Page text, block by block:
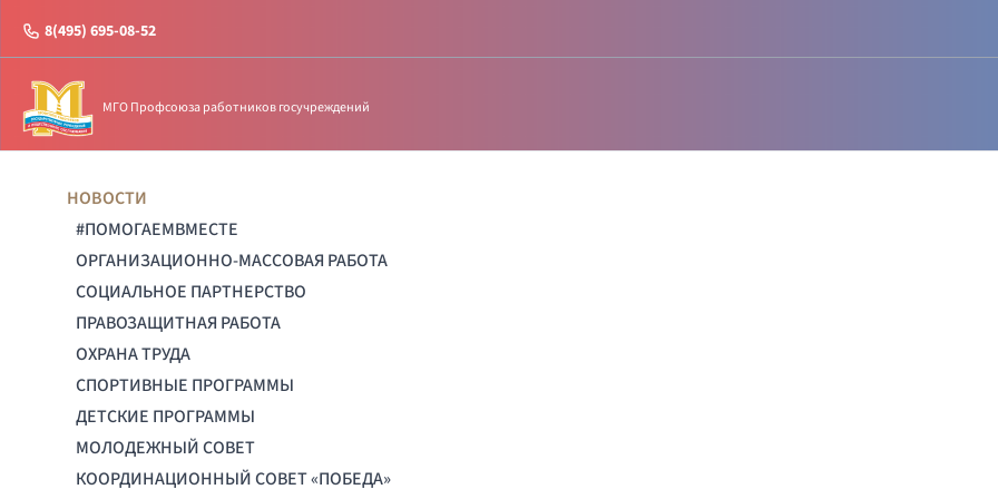
8(495) 695-08-52
МГО Профсоюза работников госучреждений
НОВОСТИ
#ПОМОГАЕМВМЕСТЕ
ОРГАНИЗАЦИОННО-МАССОВАЯ РАБОТА
СОЦИАЛЬНОЕ ПАРТНЕРСТВО
ПРАВОЗАЩИТНАЯ РАБОТА
ОХРАНА ТРУДА
СПОРТИВНЫЕ ПРОГРАММЫ
ДЕТСКИЕ ПРОГРАММЫ
МОЛОДЕЖНЫЙ СОВЕТ
КООРДИНАЦИОННЫЙ СОВЕТ «ПОБЕДА»